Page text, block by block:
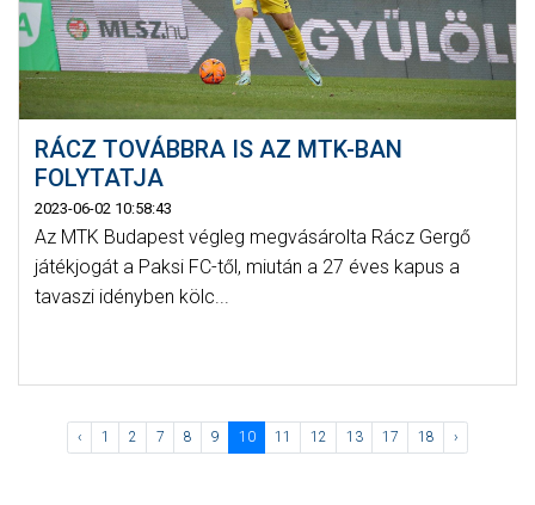
RÁCZ TOVÁBBRA IS AZ MTK-BAN
FOLYTATJA
2023-06-02 10:58:43
Az MTK Budapest végleg megvásárolta Rácz Gergő
játékjogát a Paksi FC-től, miután a 27 éves kapus a
tavaszi idényben kölc...
‹ 1 2 7 8 9 10 11 12 13 17 18 ›